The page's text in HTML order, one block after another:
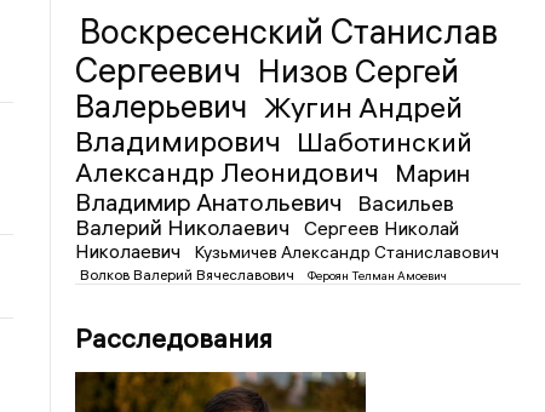
Воскресенский Станислав
Сергеевич Низов Сергей
Валерьевич Жугин Андрей
Владимирович
Шаботинский
Александр Леонидович
Марин
Владимир Анатольевич
Васильев
Валерий Николаевич
Сергеев Николай
Николаевич
Кузьмичев Александр Станиславович
Волков Валерий Вячеславович Фероян Телман Амоевич
Расследования